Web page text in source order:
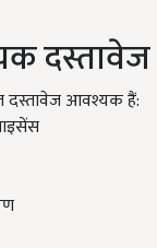
दस्तावेज
दस्तावेज आवश्यक हैं: